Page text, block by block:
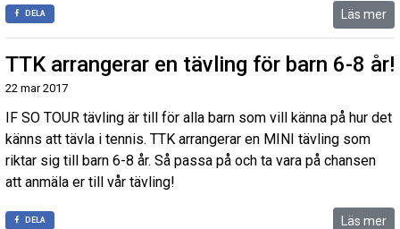
DELA Läs mer
TTK arrangerar en tävling för barn 6-8 år!
22 mar 2017
IF SO TOUR tävling är till för alla barn som vill känna på hur det
känns att tävla i tennis. TTK arrangerar en MINI tävling som
riktar sig till barn 6-8 år. Så passa på och ta vara på chansen
att anmäla er till vår tävling!
DELA Läs mer